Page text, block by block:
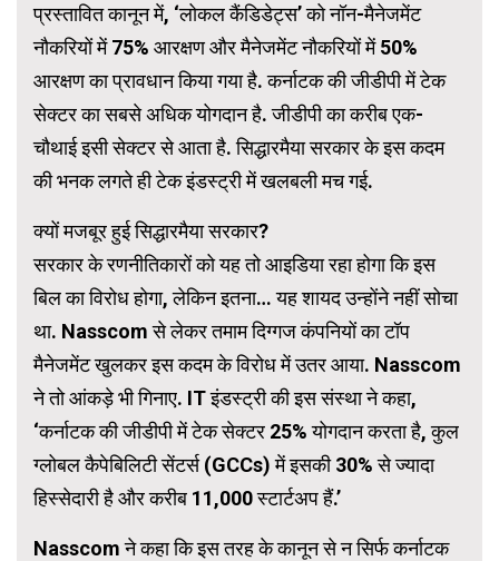
प्रस्तावित कानून में, ‘लोकल कैंडिडेट्स’ को नॉन-मैनेजमेंट
नौकरियों में 75% आरक्षण और मैनेजमेंट नौकरियों में 50%
आरक्षण का प्रावधान किया गया है. कर्नाटक की जीडीपी में टेक
सेक्टर का सबसे अधिक योगदान है. जीडीपी का करीब एक-
चौथाई इसी सेक्टर से आता है. सिद्धारमैया सरकार के इस कदम
की भनक लगते ही टेक इंडस्ट्री में खलबली मच गई.
क्यों मजबूर हुई सिद्धारमैया सरकार?
सरकार के रणनीतिकारों को यह तो आइडिया रहा होगा कि इस
बिल का विरोध होगा, लेकिन इतना… यह शायद उन्होंने नहीं सोचा
था. Nasscom से लेकर तमाम दिग्गज कंपनियों का टॉप
मैनेजमेंट खुलकर इस कदम के विरोध में उतर आया. Nasscom
ने तो आंकड़े भी गिनाए. IT इंडस्ट्री की इस संस्था ने कहा,
‘कर्नाटक की जीडीपी में टेक सेक्टर 25% योगदान करता है, कुल
ग्लोबल कैपेबिलिटी सेंटर्स (GCCs) में इसकी 30% से ज्यादा
हिस्सेदारी है और करीब 11,000 स्टार्टअप हैं.’
Nasscom ने कहा कि इस तरह के कानून से न सिर्फ कर्नाटक